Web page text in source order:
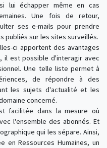
lui échapper même en cas
Une fois de retour,
ses e-mails pour prendre
publiés sur les sites surveillés.
ci apportent des avantages
il est possible d'interagir avec
Une telle liste permet à
de répondre à des
les sujets d'actualité et les
concerné.
facilitée dans la mesure où
l'ensemble des abonnés. Et
qui les sépare. Ainsi,
en Ressources Humaines, un